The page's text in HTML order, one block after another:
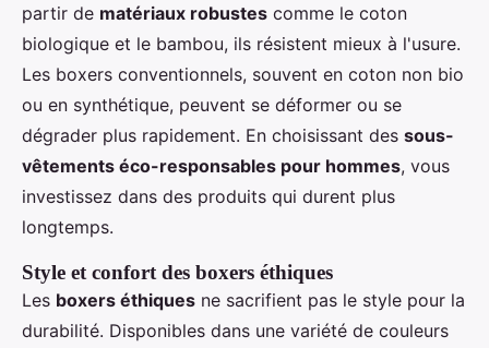
partir de matériaux robustes comme le coton
biologique et le bambou, ils résistent mieux à l'usure.
Les boxers conventionnels, souvent en coton non bio
ou en synthétique, peuvent se déformer ou se
dégrader plus rapidement. En choisissant des sous-
vêtements éco-responsables pour hommes, vous
investissez dans des produits qui durent plus
longtemps.
Style et confort des boxers éthiques
Les boxers éthiques ne sacrifient pas le style pour la
durabilité. Disponibles dans une variété de couleurs